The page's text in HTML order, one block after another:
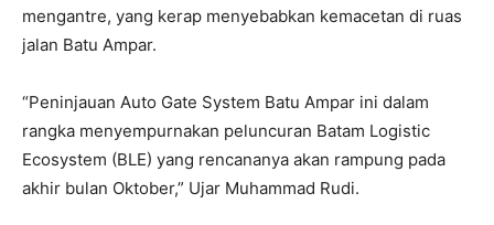
mengantre, yang kerap menyebabkan kemacetan di ruas
jalan Batu Ampar.
“Peninjauan Auto Gate System Batu Ampar ini dalam
rangka menyempurnakan peluncuran Batam Logistic
Ecosystem (BLE) yang rencananya akan rampung pada
akhir bulan Oktober,” Ujar Muhammad Rudi.